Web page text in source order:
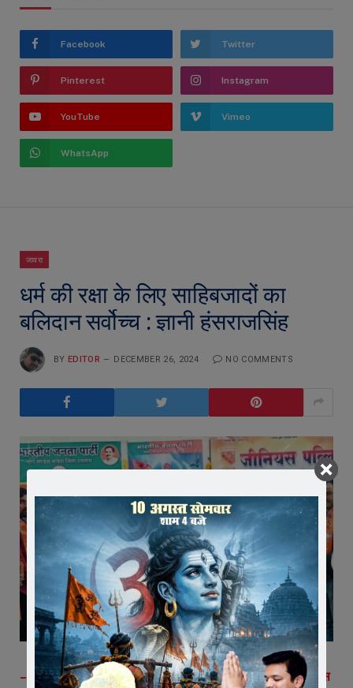
Facebook Twitter
Pinterest Instagram
YouTube Vimeo
WhatsApp
जावरा
धर्म की रक्षा के लिए साहिबजादों का
बलिदान सर्वोच्च : ज्ञानी हंसराजसिंह
BY EDITOR DECEMBER 26, 2024 NO COMMENTS
– भाजपा नगर मंडल ने जीनियस स्कूल में आयोजित किया वीर बाल दिवस